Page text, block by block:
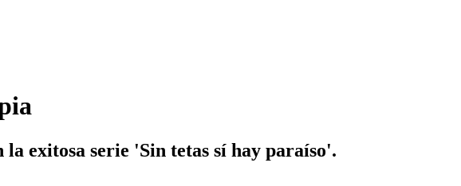
la exitosa serie 'Sin tetas sí hay paraíso'.